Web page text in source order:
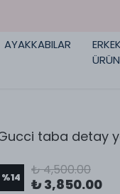
AYAKKABILAR
ERKEK
taba detay
%14 ₺ 4,500.00
₺ 3,850.00